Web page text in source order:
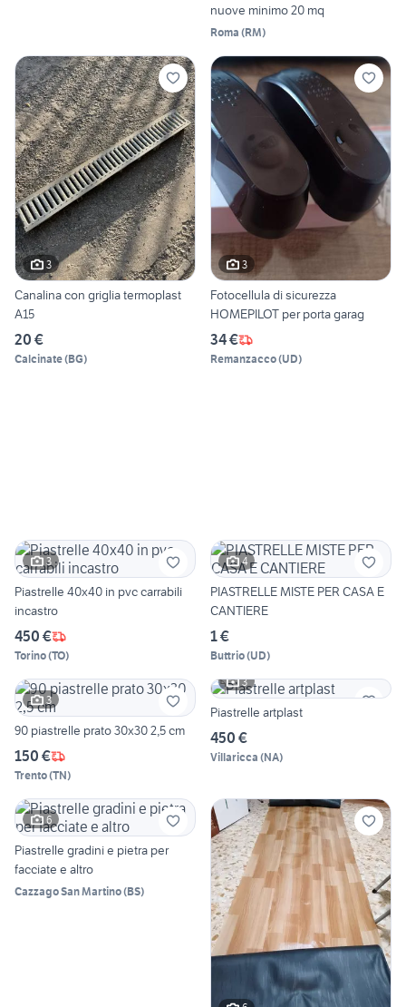
nuove minimo 20 mq
Roma (RM)
3
Canalina con griglia termoplast
A15
20 €
Calcinate(BG)
3
Fotocellula di sicurezza
HOMEPILOT per porta garag
34 €
Remanzacco(UD)
3
Piastrelle 40x40 in pvc carrabili
incastro
450 €
Torino(TO)
4
PIASTRELLE MISTE PER CASA E
CANTIERE
1 €
Buttrio(UD)
3
90 piastrelle prato 30x30 2,5 cm
150 €
Trento(TN)
3
Piastrelle artplast
450 €
Villaricca (NA)
6
Piastrelle gradini e pietra per
facciate e altro
Cazzago San Martino(BS)